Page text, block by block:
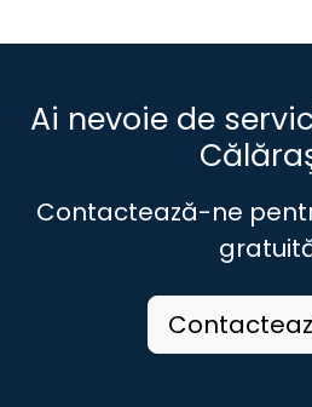
Ai nevoie de
Contactează-ne